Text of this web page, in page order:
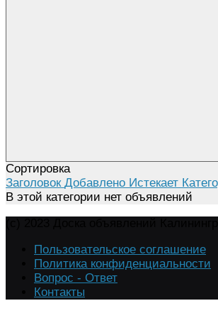
Сортировка
Заголовок Добавлено Истекает
В этой категории нет объявлений
Пользовательское соглашение
Политика конфиденциальности
Вопрос - Ответ
Контакты